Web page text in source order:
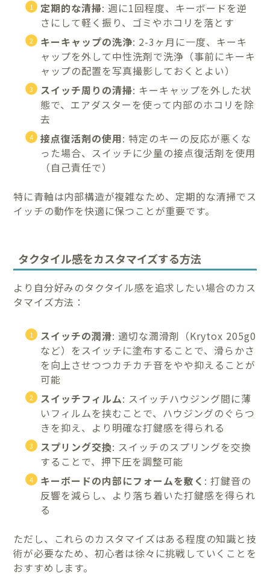
定期的な清掃: 週に1回程度、キーボードを逆
さにして軽く振り、ゴミやホコリを落とす
キーキャップの洗浄: 2-3ヶ月に一度、キーキ
ャップを外して中性洗剤で洗浄（事前にキーキ
ャップの配置を写真撮影しておくとよい）
スイッチ周りの清掃: キーキャップを外した状
態で、エアダスターを使って内部のホコリを除
去
接点復活剤の使用: 特定のキーの反応が悪くな
った場合、スイッチに少量の接点復活剤を使用
（自己責任で）
特に青軸は内部構造が複雑なため、定期的な清掃でス
イッチの動作を快適に保つことが重要です。
タクタイル感をカスタマイズする方法
より自分好みのタクタイル感を追求したい場合のカス
タマイズ方法：
スイッチの潤滑: 適切な潤滑剤（Krytox 205g0
など）をスイッチに塗布することで、滑らかさ
を向上させつつカチカチ音をやや抑えることが
可能
スイッチフィルム: スイッチハウジング間に薄
いフィルムを挟むことで、ハウジングのぐらつ
きを抑え、より明確な打鍵感を得られる
スプリング交換: スイッチのスプリングを交換
することで、押下圧を調整可能
キーボードの内部にフォームを敷く : 打鍵音の
反響を減らし、より落ち着いた打鍵感を得られ
る
ただし、これらのカスタマイズはある程度の知識と技
術が必要なため、初心者は徐々に挑戦していくことを
おすすめします。